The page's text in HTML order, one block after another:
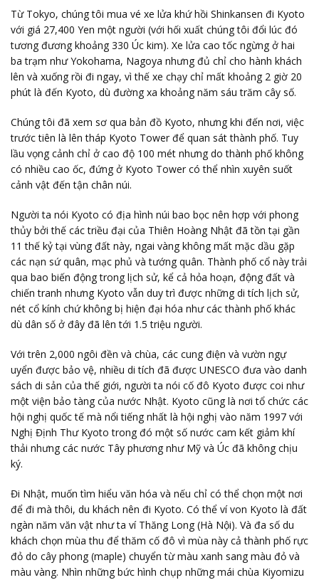
Từ Tokyo, chúng tôi mua vé xe lửa khứ hồi Shinkansen đi Kyoto
với giá 27,400 Yen một người (với hối xuất chúng tôi đổi lúc đó
tương đương khoảng 330 Úc kim). Xe lửa cao tốc ngừng ở hai
ba trạm như Yokohama, Nagoya nhưng đủ chỉ cho hành khách
lên và xuống rồi đi ngay, vì thế xe chạy chỉ mất khoảng 2 giờ 20
phút là đến Kyoto, dù đường xa khoảng năm sáu trăm cây số.
Chúng tôi đã xem sơ qua bản đồ Kyoto, nhưng khi đến nơi, việc
trước tiên là lên tháp Kyoto Tower để quan sát thành phố. Tuy
lầu vọng cảnh chỉ ở cao độ 100 mét nhưng do thành phố không
có nhiều cao ốc, đứng ở Kyoto Tower có thể nhìn xuyên suốt
cảnh vật đến tận chân núi.
Người ta nói Kyoto có địa hình núi bao bọc nên hợp với phong
thủy bởi thế các triều đại của Thiên Hoàng Nhật đã tồn tại gần
11 thế kỷ tại vùng đất này, ngai vàng không mất mặc dầu gặp
các nạn sứ quân, mạc phủ và tướng quân. Thành phố cổ này trải
qua bao biến động trong lịch sử, kể cả hỏa hoạn, động đất và
chiến tranh nhưng Kyoto vẫn duy trì được những di tích lịch sử,
nét cổ kính chứ không bị hiện đại hóa như các thành phố khác
dù dân số ở đây đã lên tới 1.5 triệu người.
Với trên 2,000 ngôi đền và chùa, các cung điện và vườn ngự
uyển được bảo vệ, nhiều di tích đã được UNESCO đưa vào danh
sách di sản của thế giới, người ta nói cố đô Kyoto được coi như
một viện bảo tàng của nước Nhật. Kyoto cũng là nơi tổ chức các
hội nghị quốc tế mà nổi tiếng nhất là hội nghị vào năm 1997 với
Nghị Định Thư Kyoto trong đó một số nước cam kết giảm khí
thải nhưng các nước Tây phương như Mỹ và Úc đã không chịu
ký.
Đi Nhật, muốn tìm hiểu văn hóa và nếu chỉ có thể chọn một nơi
để đi mà thôi, du khách nên đi Kyoto. Có thể ví von Kyoto là đất
ngàn năm văn vật như ta ví Thăng Long (Hà Nội). Và đa số du
khách chọn mùa thu để thăm cố đô vì mùa này cả thành phố rực
đỏ do cây phong (maple) chuyển từ màu xanh sang màu đỏ và
màu vàng. Nhìn những bức hình chụp những mái chùa Kiyomizu